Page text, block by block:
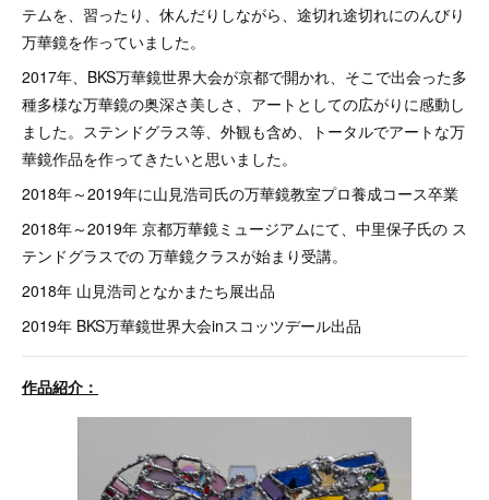
テムを、習ったり、休んだりしながら、途切れ途切れにのんびり
万華鏡を作っていました。
2017年、BKS万華鏡世界大会が京都で開かれ、そこで出会った多
種多様な万華鏡の奥深さ美しさ、アートとしての広がりに感動し
ました。ステンドグラス等、外観も含め、トータルでアートな万
華鏡作品を作ってきたいと思いました。
2018年～2019年に山見浩司氏の万華鏡教室プロ養成コース卒業
2018年～2019年 京都万華鏡ミュージアムにて、中里保子氏の ス
テンドグラスでの 万華鏡クラスが始まり受講。
2018年 山見浩司となかまたち展出品
2019年 BKS万華鏡世界大会inスコッツデール出品
作品紹介：